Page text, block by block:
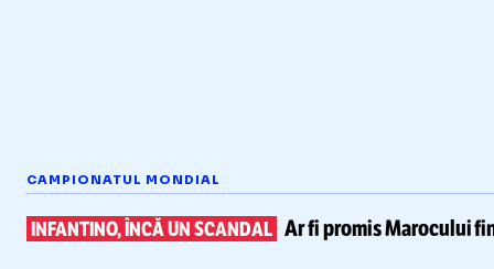
CAMPIONATUL MONDIAL
INFANTINO, ÎNCĂ UN SCANDAL Ar fi promis Marocului